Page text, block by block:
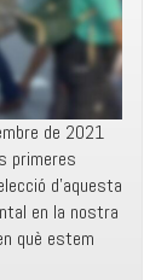
de 2021
primeres
d’aquesta
en la nostra
què estem